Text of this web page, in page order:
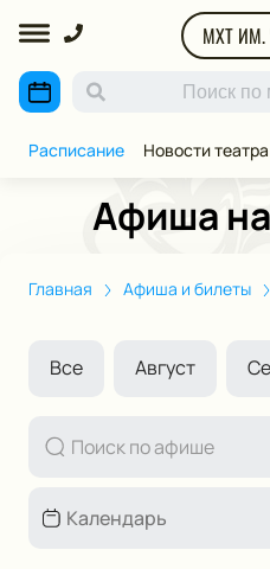
МХТ ИМ.
Расписание Новости театра
Афиша
Главная Афиша и билеты
Все Август